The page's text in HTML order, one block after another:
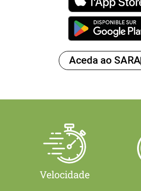
Aceda ao SARA
Velocidade